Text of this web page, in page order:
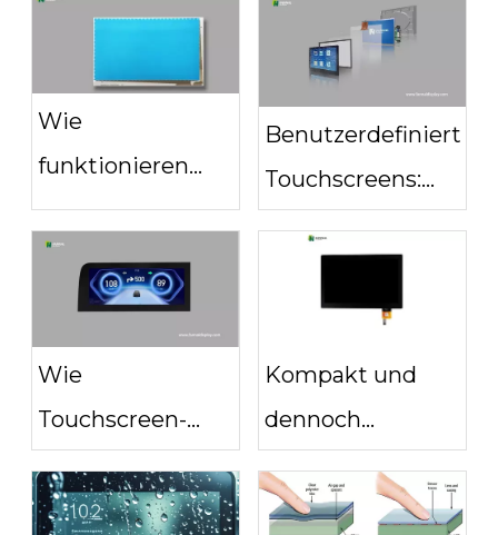
Wie
funktionieren
Touchscreen-
Sensoren? Eine
einfache
Anleitung
Benutzerdefinierte
Touchscreens:
interaktiveren
Wie
Touchscreen-
Displays die
Zukunft der
Kompakt und
dennoch
leistungsstark:
Warum 10-Zoll-